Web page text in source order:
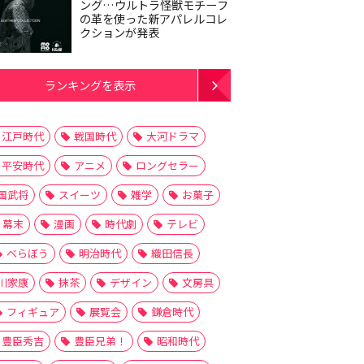
ング…ウルトラ怪獣モチーフ
の革を使った新アパレルコレ
クションが発表
ランキングを表示
江戸時代 戦国時代
大河ドラマ
平安時代
アニメ
ロングセラー
武将
スイーツ 雑学
お菓子
幕末
漫画 時代劇
テレビ
べらぼう
明治時代
織田信長
家康
抹茶 デザイン
文房具
フィギュア
展覧会
鎌倉時代
豊臣秀吉
豊臣兄弟！
昭和時代